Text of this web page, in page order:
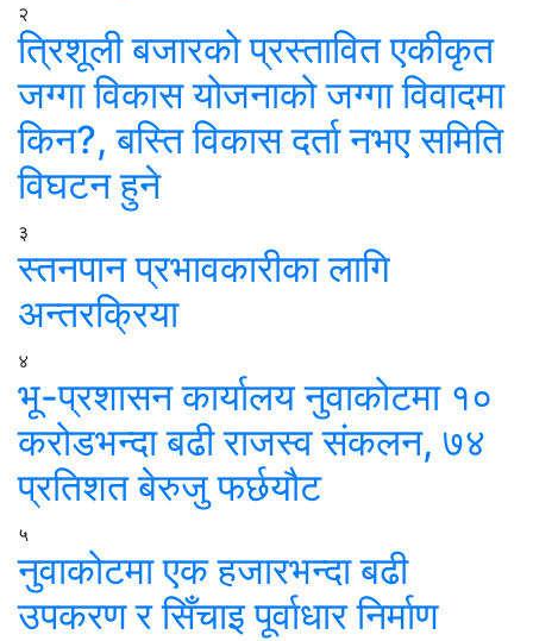
२
त्रिशूली बजारको प्रस्तावित एकीकृत
जग्गा विकास योजनाको जग्गा विवादमा
किन?, बस्ति विकास दर्ता नभए समिति
विघटन हुने
३
स्तनपान प्रभावकारीका लागि
अन्तरक्रिया
४
भू-प्रशासन कार्यालय नुवाकोटमा १०
करोडभन्दा बढी राजस्व संकलन, ७४
प्रतिशत बेरुजु फर्छयौट
५
नुवाकोटमा एक हजारभन्दा बढी
उपकरण र सिँचाइ पूर्वाधार निर्माण